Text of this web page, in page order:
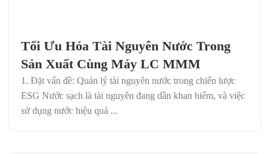
Tối Ưu Hóa Tài Nguyên Nước Trong
Sản Xuất Cùng Máy LC MMM
1. Đặt vấn đề: Quản lý tài nguyên nước trong chiến lược
ESG Nước sạch là tài nguyên đang dần khan hiếm, và việc
sử dụng nước hiệu quả ...